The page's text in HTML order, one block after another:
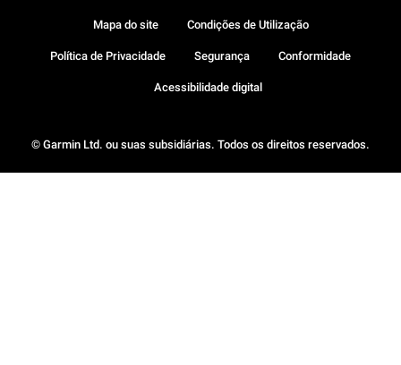
© Garmin Ltd. ou suas subsidiárias. Todos os direitos reservados.
Mapa do site Condições de Utilização
Política de Privacidade Segurança Conformidade
Acessibilidade digital